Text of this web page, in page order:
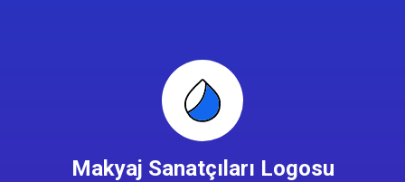
Makyaj Sanatçıları Logosu